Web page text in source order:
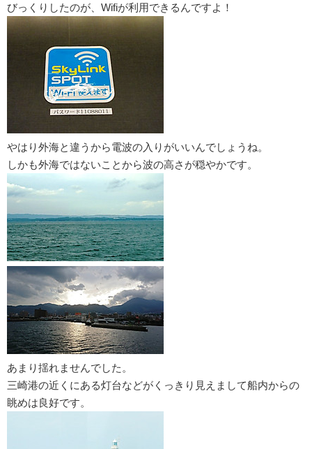
びっくりしたのが、Wifiが利用できるんですよ！
やはり外海と違うから電波の入りがいいんでしょうね。
しかも外海ではないことから波の高さが穏やかです。
あまり揺れませんでした。
三崎港の近くにある灯台などがくっきり見えまして船内からの
眺めは良好です。